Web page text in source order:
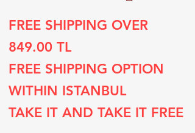
FREE SHIPPING OVER
849.00 TL
FREE SHIPPING OPTION
WITHIN ISTANBUL
TAKE IT AND TAKE IT FREE